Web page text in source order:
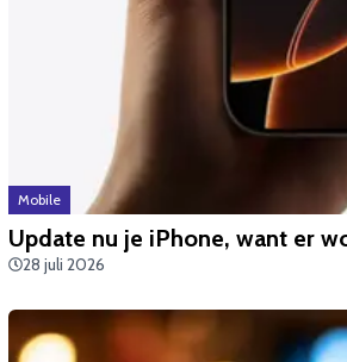
Mobile
Update nu je iPhone, want er
28 juli 2026